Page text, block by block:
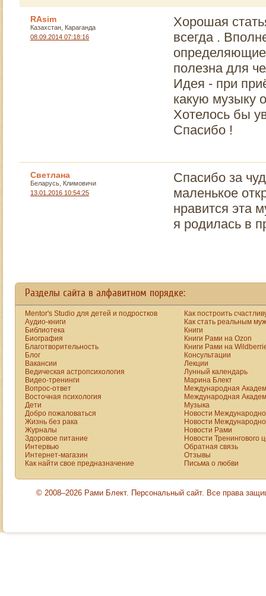
RAsim
Казахстан, Караганда
08.09.2014 07:18:16
Хорошая
всегда .
полезна для
Идея - при
какую музыку
Хотелось бы
Спасибо !
Светлана
Беларусь, Климовичи
13.01.2016 10:54:25
Спасибо за
маленькое
нравится эта
я родилась в
Разделы сайта в алфавитном порядке:
Mentor's Studio для детей и подростков
Аудио-книги
Библиотека
Биография
Благотворительность
Блог
Вакансии
Ведическая астропсихология
Видео-тренинги
Вопрос-ответ
Восточная психология
Дети
Добро пожаловаться
Жизнь без рака
Журналы
Здоровое питание
Интервью
Интернет-магазин
Как найти свое предназначение
Как построить
Как стать реальным
Книги
Книги Рами на Ozon
Книги Рами на
Консультации
Лекции
Лунный календарь
Марина Блект
Международная
Международная
Музыка
Новости
Новости
Новости Рами
Новости Тренингового
Обратная связь
Отзывы
Письма о любви
© 2008–2026 Рами Блект. Персональный сайт. Все права